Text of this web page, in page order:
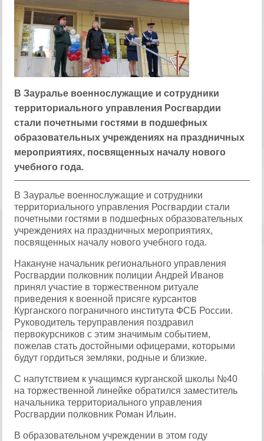
В Зауралье военнослужащие и сотрудники
территориального управления Росгвардии
стали почетными гостями в подшефных
образовательных учреждениях на праздничных
мероприятиях, посвященных началу нового
учебного года.
В Зауралье военнослужащие и сотрудники
территориального управления Росгвардии стали
почетными гостями в подшефных образовательных
учреждениях на праздничных мероприятиях,
посвященных началу нового учебного года.
Накануне начальник регионального управления
Росгвардии полковник полиции Андрей Иванов
принял участие в торжественном ритуале
приведения к военной присяге курсантов
Курганского пограничного института ФСБ России.
Руководитель теруправления поздравил
первокурсников с этим значимым событием,
пожелав стать достойными офицерами, которыми
будут гордиться земляки, родные и близкие.
С напутствием к учащимся курганской школы №40
на торжественной линейке обратился заместитель
начальника территориального управления
Росгвардии полковник Роман Ильин.
В образовательном учреждении в этом году